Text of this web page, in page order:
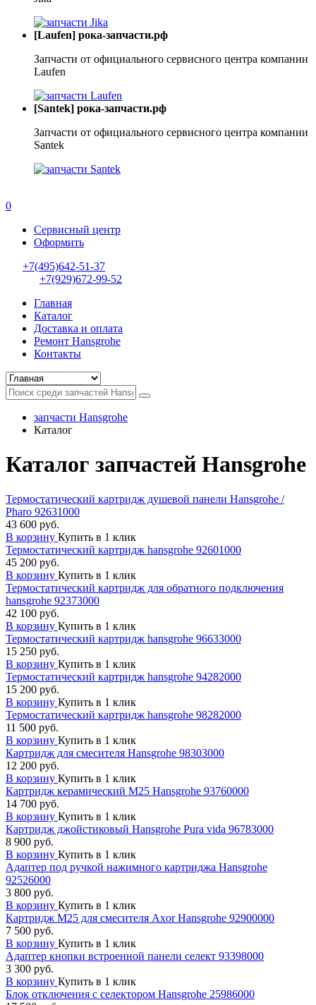
[Laufen] рока-запчасти.рф
Запчасти от официального сервисного центра компании
Laufen
[Santek] рока-запчасти.рф
Запчасти от официального сервисного центра компании
Santek
0
Сервисный центр
Оформить
+7(495)642-51-37
+7(929)672-99-52
Главная
Каталог
Доставка и оплата
Ремонт Hansgrohe
Контакты
запчасти Hansgrohe
Каталог
Каталог запчастей Hansgrohe
Термостатический картридж душевой панели Hansgrohe /
Pharo 92631000
43 600 руб.
В корзину Купить в 1 клик
Термостатический картридж hansgrohe 92601000
45 200 руб.
В корзину Купить в 1 клик
Термостатический картридж для обратного подключения
hansgrohe 92373000
42 100 руб.
В корзину Купить в 1 клик
Термостатический картридж hansgrohe 96633000
15 250 руб.
В корзину Купить в 1 клик
Термостатический картридж hansgrohe 94282000
15 200 руб.
В корзину Купить в 1 клик
Термостатический картридж hansgrohe 98282000
11 500 руб.
В корзину Купить в 1 клик
Картридж для смесителя Hansgrohe 98303000
12 200 руб.
В корзину Купить в 1 клик
Картридж керамический М25 Hansgrohe 93760000
14 700 руб.
В корзину Купить в 1 клик
Картридж джойстиковый Hansgrohe Pura vida 96783000
8 900 руб.
В корзину Купить в 1 клик
Адаптер под ручкой нажимного картриджа Hansgrohe
92526000
3 800 руб.
В корзину Купить в 1 клик
Картридж М25 для смесителя Axor Hansgrohe 92900000
7 500 руб.
В корзину Купить в 1 клик
Адаптер кнопки встроенной панели селект 93398000
3 300 руб.
В корзину Купить в 1 клик
Блок отключения с селектором Hansgrohe 25986000